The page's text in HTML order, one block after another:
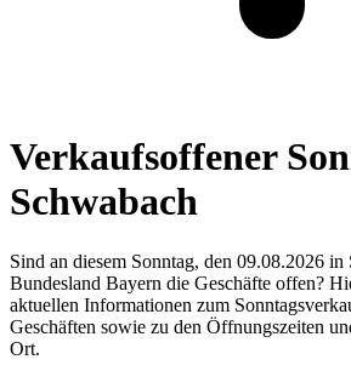
Verkaufsoffener
Schwabach
Sind an diesem Sonntag, den 09.08.2026 in
Bundesland Bayern die Geschäfte offen?
aktuellen Informationen zum
Geschäften sowie zu den Öffnungszeiten
Ort.